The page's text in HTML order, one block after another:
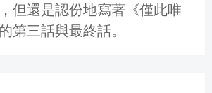
但還是認份地寫著《僅此唯
第三話與最終話。